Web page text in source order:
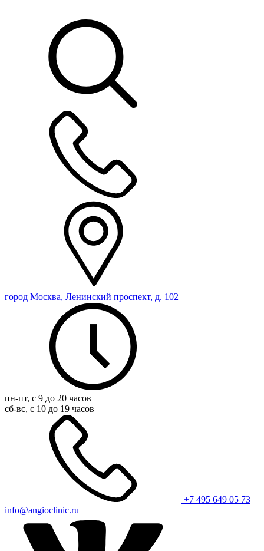
город Москва, Ленинский проспект, д. 102
пн-пт, с 9 до 20 часов
сб-вс, с 10 до 19 часов
+7 495 649 05 73
info@angioclinic.ru